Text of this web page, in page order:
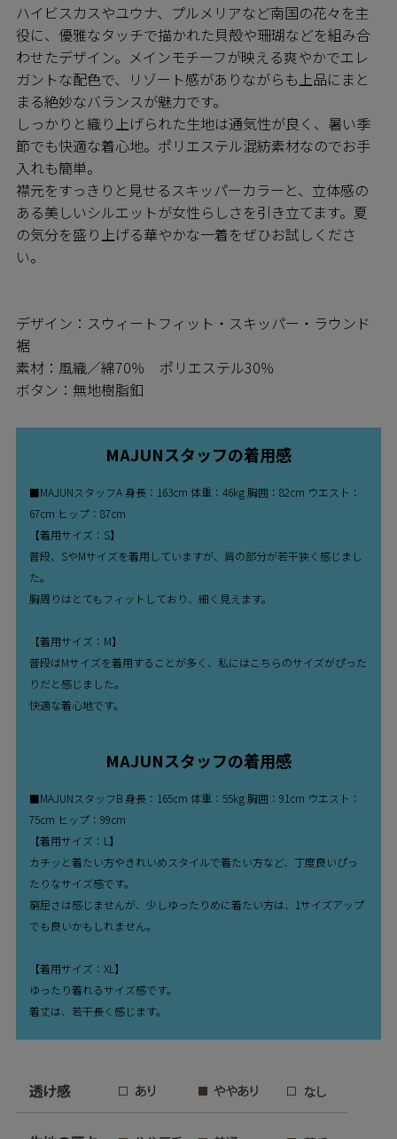
ハイビスカスやユウナ、プルメリアなど南国の花々を主
役に、優雅なタッチで描かれた貝殻や珊瑚などを組み合
わせたデザイン。メインモチーフが映える爽やかでエレ
ガントな配色で、リゾート感がありながらも上品にまと
まる絶妙なバランスが魅力です。
しっかりと織り上げられた生地は通気性が良く、暑い季
節でも快適な着心地。ポリエステル混紡素材なのでお手
入れも簡単。
襟元をすっきりと見せるスキッパーカラーと、立体感の
ある美しいシルエットが女性らしさを引き立てます。夏
の気分を盛り上げる華やかな一着をぜひお試しくださ
い。
デザイン：スウィートフィット・スキッパー・ラウンド
裾
素材：風織／綿70％ ポリエステル30％
ボタン：無地樹脂釦
MAJUNスタッフの着用感
■MAJUNスタッフA 身長：163cm 体重：46kg 胸囲：82cm ウエスト：
67cm ヒップ：87cm
【着用サイズ：S】
普段、SやMサイズを着用していますが、肩の部分が若干狭く感じまし
た。
胸周りはとてもフィットしており、細く見えます。
【着用サイズ：M】
普段はMサイズを着用することが多く、私にはこちらのサイズがぴった
りだと感じました。
快適な着心地です。
MAJUNスタッフの着用感
■MAJUNスタッフB 身長：165cm 体重：55kg 胸囲：91cm ウエスト：
75cm ヒップ：99cm
【着用サイズ：L】
カチッと着たい方やきれいめスタイルで着たい方など、丁度良いぴっ
たりなサイズ感です。
窮屈さは感じませんが、少しゆったりめに着たい方は、1サイズアップ
でも良いかもしれません。
【着用サイズ：XL】
ゆったり着れるサイズ感です。
着丈は、若干長く感じます。